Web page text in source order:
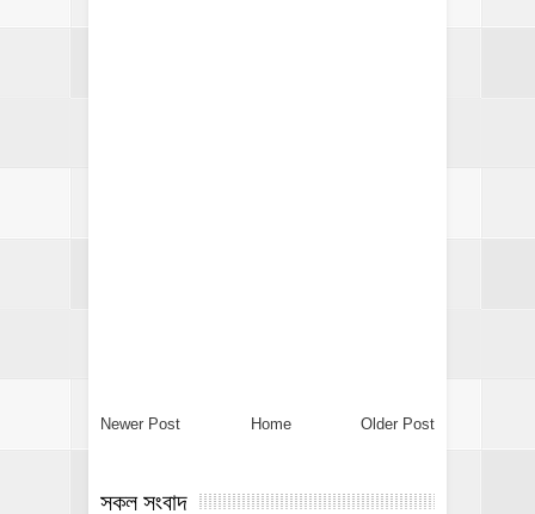
Newer Post Older Post
Home
সকল সংবাদ